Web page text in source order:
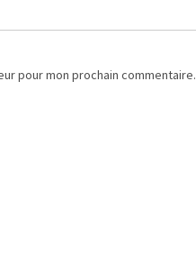
pour mon prochain commentaire.